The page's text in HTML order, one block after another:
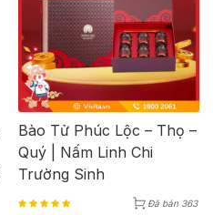
Bào Tử Phúc Lộc – Thọ –
Quý | Nấm Linh Chi
Trường Sinh
Đã bán 363